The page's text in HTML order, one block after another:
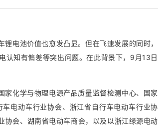
电池价值也愈发凸显。但在飞速发展的同时，
认知有偏差等突出问题。在此背景下，9月13日
化学与物理电源产品质量监督检测中心、国家
电动车行业协会、浙江省自行车电动车行业协
协会、湖南省电动车商会，以及以浙江绿源电动